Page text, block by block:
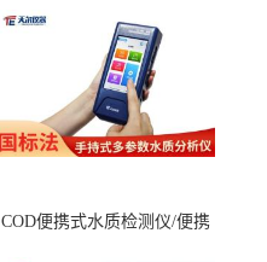
COD便携式水质检测仪/便携